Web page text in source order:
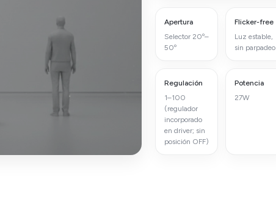
Apertura
Selector 20º–
50º
Flicker-free
Luz estable,
sin parpadeo
Regulación
1–100
(regulador
incorporado
en driver; sin
posición OFF)
Potencia
27W